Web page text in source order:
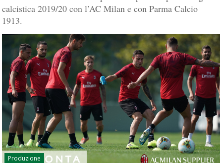
calcistica 2019/20 con l’AC Milan e con Parma Calcio
1913.
Produzione